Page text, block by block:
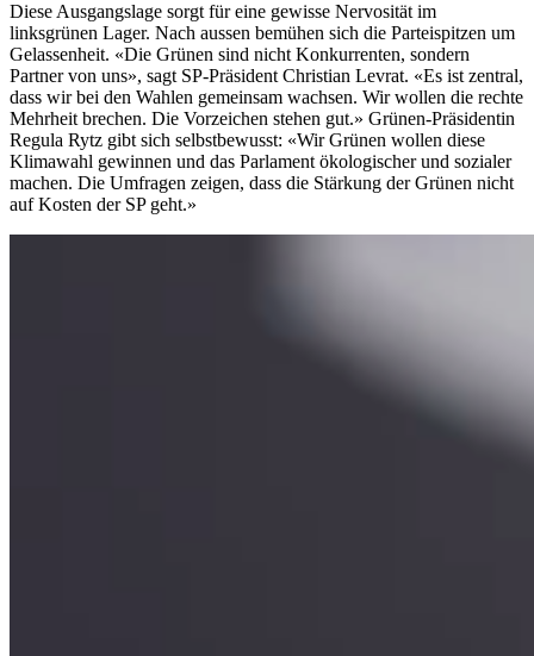
Diese Ausgangslage sorgt für eine gewisse Nervosität im
linksgrünen Lager. Nach aussen bemühen sich die Parteispitzen um
Gelassenheit. «Die Grünen sind nicht Konkurrenten, sondern
Partner von uns», sagt SP-Präsident Christian Levrat. «Es ist zentral,
dass wir bei den Wahlen gemeinsam wachsen. Wir wollen die rechte
Mehrheit brechen. Die Vorzeichen stehen gut.» Grünen-Präsidentin
Regula Rytz gibt sich selbstbewusst: «Wir Grünen wollen diese
Klimawahl gewinnen und das Parlament ökologischer und sozialer
machen. Die Umfragen zeigen, dass die Stärkung der Grünen nicht
auf Kosten der SP geht.»